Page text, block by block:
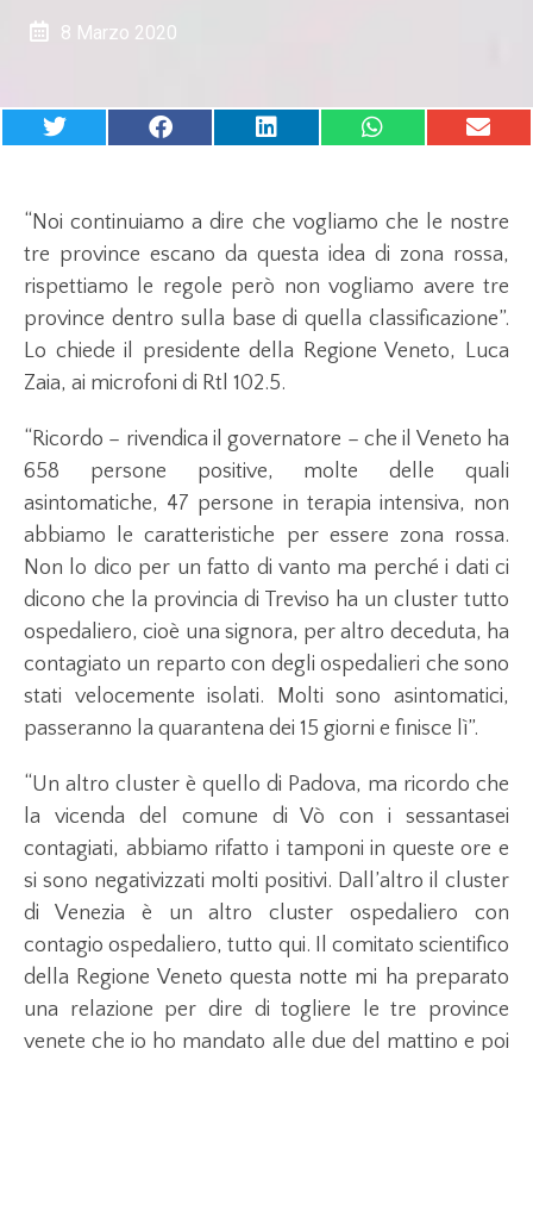
8 Marzo 2020
“Noi continuiamo a dire che vogliamo che le nostre
tre province escano da questa idea di zona rossa,
rispettiamo le regole però non vogliamo avere tre
province dentro sulla base di quella classificazione”.
Lo chiede il presidente della Regione Veneto, Luca
Zaia, ai microfoni di Rtl 102.5.
“Ricordo – rivendica il governatore – che il Veneto ha
658 persone positive, molte delle quali
asintomatiche, 47 persone in terapia intensiva, non
abbiamo le caratteristiche per essere zona rossa.
Non lo dico per un fatto di vanto ma perché i dati ci
dicono che la provincia di Treviso ha un cluster tutto
ospedaliero, cioè una signora, per altro deceduta, ha
contagiato un reparto con degli ospedalieri che sono
stati velocemente isolati. Molti sono asintomatici,
passeranno la quarantena dei 15 giorni e finisce lì”.
“Un altro cluster è quello di Padova, ma ricordo che
la vicenda del comune di Vò con i sessantasei
contagiati, abbiamo rifatto i tamponi in queste ore e
si sono negativizzati molti positivi. Dall’altro il cluster
di Venezia è un altro cluster ospedaliero con
contagio ospedaliero, tutto qui. Il comitato scientifico
della Regione Veneto questa notte mi ha preparato
una relazione per dire di togliere le tre province
venete che io ho mandato alle due del mattino e poi